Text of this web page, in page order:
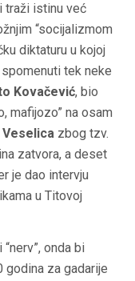
traži istinu već
“socijalizmom
diktaturu u kojoj
tek neke
Kovačević, bio
mafijozo” na osam
Veselica zbog tzv.
zatvora, a deset
je dao intervju
u Titovoj
onda bi
godina za gadarije